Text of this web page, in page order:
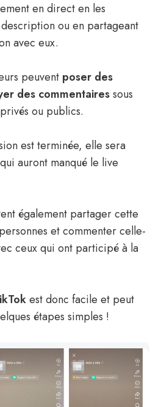
en direct en les
ou en partageant
avec eux.
peuvent poser des
des commentairessous
ou publics.
est terminée, elle sera
auront manqué le live
également partager cette
et commenter celle-
ceux qui ont participé à la
est donc facile et peut
étapes simples !